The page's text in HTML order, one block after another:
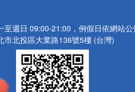
至週日 09:00-21:00，例假日依網站
市北投區大業路136號5樓 (台灣)